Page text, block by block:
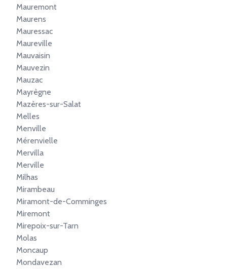
Mauremont
Maurens
Mauressac
Maureville
Mauvaisin
Mauvezin
Mauzac
Mayrègne
Mazères-sur-Salat
Melles
Menville
Mérenvielle
Mervilla
Merville
Milhas
Mirambeau
Miramont-de-Comminges
Miremont
Mirepoix-sur-Tarn
Molas
Moncaup
Mondavezan